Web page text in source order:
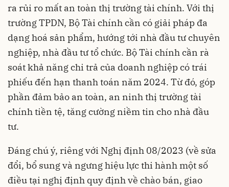
ra rủi ro mất an toàn thị trường tài chính. Với thị
trường TPDN, Bộ Tài chính cần có giải pháp đa
dạng hoá sản phẩm, hướng tới nhà đầu tư chuyên
nghiệp, nhà đầu tư tổ chức. Bộ Tài chính cần rà
soát khả năng chi trả của doanh nghiệp có trái
phiếu đến hạn thanh toán năm 2024. Từ đó, góp
phần đảm bảo an toàn, an ninh thị trường tài
chính tiền tệ, tăng cường niềm tin cho nhà đầu
tư.
Đáng chú ý, riêng với Nghị định 08/2023 (về sửa
đổi, bổ sung và ngưng hiệu lực thi hành một số
điều tại nghị định quy định về chào bán, giao